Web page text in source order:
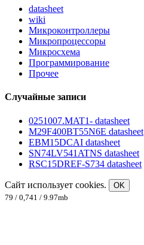
datasheet
wiki
Микроконтроллеры
Микропроцессоры
Микросхема
Программирование
Прочее
Случайные записи
0251007.MAT1- datasheet
M29F400BT55N6E datasheet
EBM15DCAI datasheet
SN74LV541ATNS datasheet
RSC15DREF-S734 datasheet
Сайт использует cookies.
OK
79 / 0,741 / 9.97mb